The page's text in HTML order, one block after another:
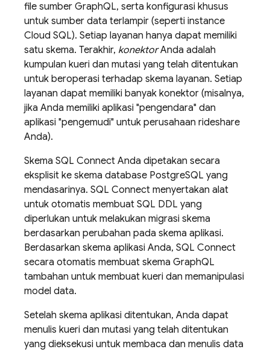
file sumber GraphQL, serta konfigurasi khusus
untuk sumber data terlampir (seperti instance
Cloud SQL). Setiap layanan hanya dapat memiliki
satu skema. Terakhir, konektorAnda adalah
kumpulan kueri dan mutasi yang telah ditentukan
untuk beroperasi terhadap skema layanan. Setiap
layanan dapat memiliki banyak konektor (misalnya,
jika Anda memiliki aplikasi "pengendara" dan
aplikasi "pengemudi" untuk perusahaan rideshare
Anda).
Skema SQL Connect Anda dipetakan secara
eksplisit ke skema database PostgreSQL yang
mendasarinya. SQL Connect menyertakan alat
untuk otomatis membuat SQL DDL yang
diperlukan untuk melakukan migrasi skema
berdasarkan perubahan pada skema aplikasi.
Berdasarkan skema aplikasi Anda, SQL Connect
secara otomatis membuat skema GraphQL
tambahan untuk membuat kueri dan memanipulasi
model data.
Setelah skema aplikasi ditentukan, Anda dapat
menulis kueri dan mutasi yang telah ditentukan
yang dieksekusi untuk membaca dan menulis data